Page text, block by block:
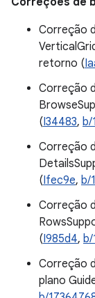
Correção
retorno (
Correção
(I34483, b/
Correção
(Ifec9e, b/
Correção
(I985d4, b/
Correção
plano